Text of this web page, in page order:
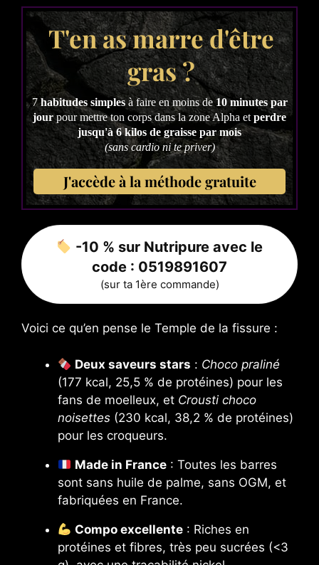
-10 % sur Nutripure avec le
code : 0519891607
(sur ta 1ère commande)
Voici ce qu’en pense le Temple de la fissure :
Deux saveurs stars : Choco praliné
(177 kcal, 25,5 % de protéines) pour les
fans de moelleux, et Crousti choco
noisettes (230 kcal, 38,2 % de protéines)
pour les croqueurs.
Made in France : Toutes les barres
sont sans huile de palme, sans OGM, et
fabriquées en France.
Compo excellente : Riches en
protéines et fibres, très peu sucrées (<3